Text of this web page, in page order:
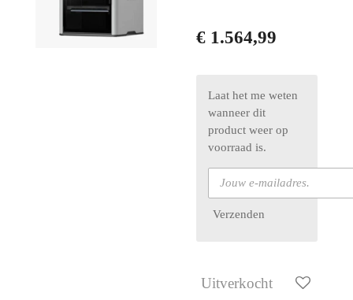
€ 1.564,99
Laat het me weten
wanneer dit
product weer op
voorraad is.
Verzenden
Uitverkocht